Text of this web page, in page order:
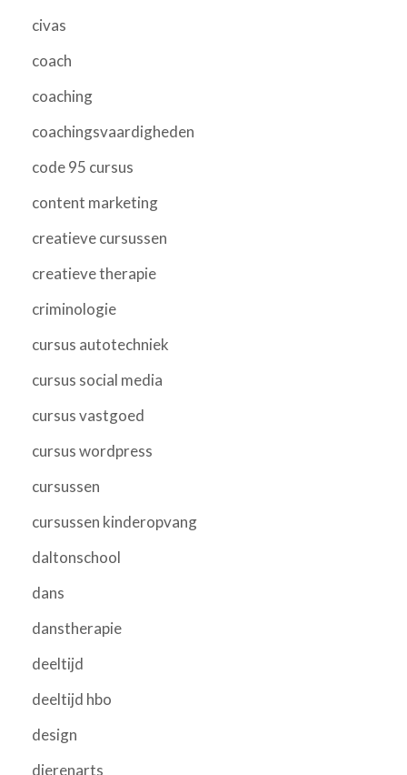
civas
coach
coaching
coachingsvaardigheden
code 95 cursus
content marketing
creatieve cursussen
creatieve therapie
criminologie
cursus autotechniek
cursus social media
cursus vastgoed
cursus wordpress
cursussen
cursussen kinderopvang
daltonschool
dans
danstherapie
deeltijd
deeltijd hbo
design
dierenarts